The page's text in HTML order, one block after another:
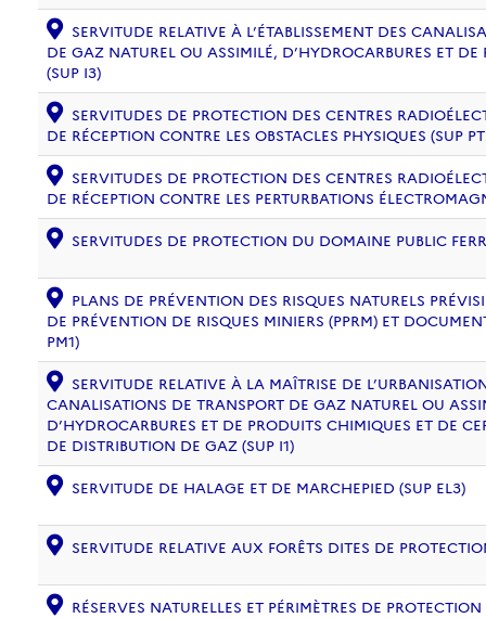
SERVITUDE RELATIVE À L’ÉTABLISSEMENT DES
DE GAZ NATUREL OU ASSIMILÉ, D’HYDROCARBURES ET
(SUP I3)
SERVITUDES DE PROTECTION DES CENTRES
DE RÉCEPTION CONTRE LES OBSTACLES PHYSIQUES (SUP
SERVITUDES DE PROTECTION DES CENTRES
DE RÉCEPTION CONTRE LES PERTURBATIONS
SERVITUDES DE PROTECTION DU DOMAINE PUBLIC
PLANS DE PRÉVENTION DES RISQUES NATURELS
DE PRÉVENTION DE RISQUES MINIERS (PPRM) ET
PM1)
SERVITUDE RELATIVE À LA MAÎTRISE DE
CANALISATIONS DE TRANSPORT DE GAZ NATUREL OU
D’HYDROCARBURES ET DE PRODUITS CHIMIQUES ET DE
DE DISTRIBUTION DE GAZ (SUP I1)
SERVITUDE DE HALAGE ET DE MARCHEPIED (SUP EL3)
SERVITUDE RELATIVE AUX FORÊTS DITES DE
RÉSERVES NATURELLES ET PÉRIMÈTRES DE